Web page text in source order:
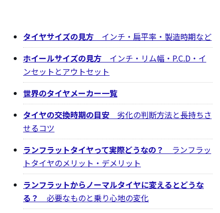
タイヤサイズの見方 インチ・扁平率・製造時期など
ホイールサイズの見方 インチ・リム幅・P.C.D・イ
ンセットとアウトセット
世界のタイヤメーカー一覧
タイヤの交換時期の目安 劣化の判断方法と長持ちさ
せるコツ
ランフラットタイヤって実際どうなの？
ランフラッ
トタイヤのメリット・デメリット
ランフラットからノーマルタイヤに変えるとどうな
る？
必要なものと乗り心地の変化